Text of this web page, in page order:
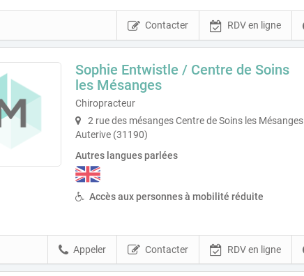
RDV en ligne
Contacter
Sophie Entwistle / Centre de Soins
les Mésanges
Chiropracteur
2 rue des mésanges Centre de Soins les Mésanges
Auterive (31190)
Autres langues parlées
Accès aux personnes à mobilité réduite
RDV en ligne
Contacter
Appeler